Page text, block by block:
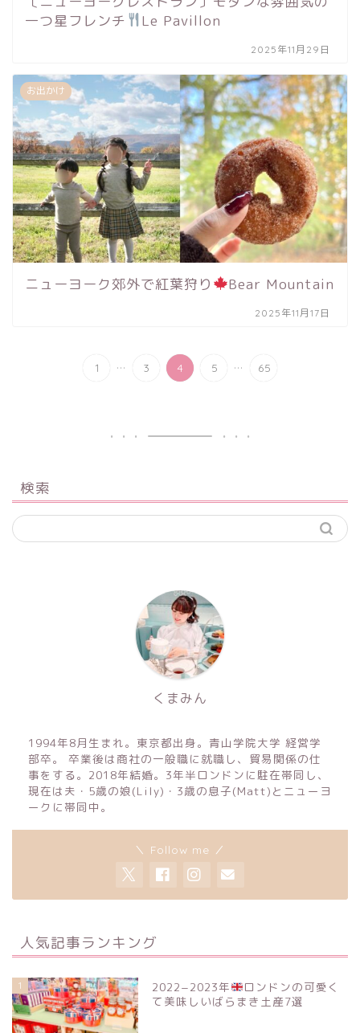
一つ星フレンチ
Le Pavillon
2025年11月29日
お出かけ
ニューヨーク郊外で紅葉狩り Bear Mountain
2025年11月17日
1 ... 3 4 5 ... 65
検索
くまみん
1994年8月生まれ。東京都出身。青山学院大学 経営学
部卒。 卒業後は商社の一般職に就職し、貿易関係の仕
事をする。2018年結婚。3年半ロンドンに駐在帯同し、
現在は夫・5歳の娘(Lily)・3歳の息子(Matt)とニューヨ
ークに帯同中。
＼ Follow me ／
人気記事ランキング
1 2022−2023年
ロンドンの可愛く
て美味しいばらまき土産7選